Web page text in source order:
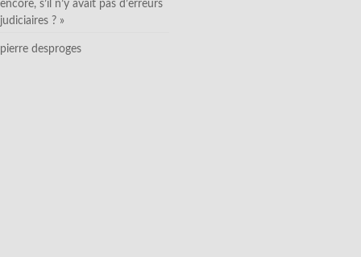
encore, s’il n’y avait pas d’erreurs
judiciaires ? »
pierre desproges